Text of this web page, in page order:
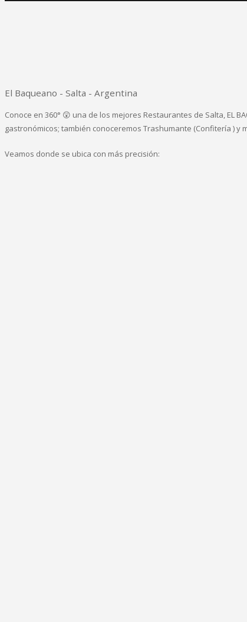
El Baqueano - Salta - Argentina
Conoce en 360° 😲 una de los mejores Restaurantes de Salta, EL
gastronómicos; también conoceremos Trashumante (Confitería )
Veamos donde se ubica con más precisión: